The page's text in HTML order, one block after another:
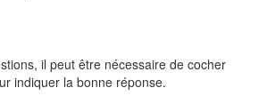
il peut être nécessaire de cocher
indiquer la bonne réponse.